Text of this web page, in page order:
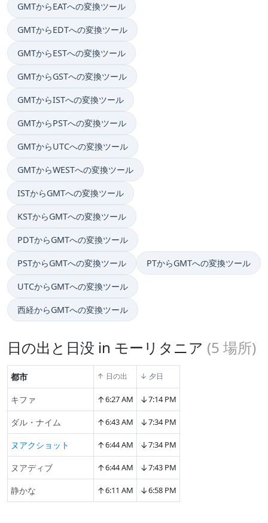
GMTからEATへの変換ツール
GMTからEDTへの変換ツール
GMTからESTへの変換ツール
GMTからGSTへの変換ツール
GMTからISTへの変換ツール
GMTからPSTへの変換ツール
GMTからUTCへの変換ツール
GMTからWESTへの変換ツール
ISTからGMTへの変換ツール
KSTからGMTへの変換ツール
PDTからGMTへの変換ツール
PSTからGMTへの変換ツール PTからGMTへの変換ツール
UTCからGMTへの変換ツール
西経からGMTへの変換ツール
日の出と日没 in モーリタニア (5 場所)
都市 ↑ 日の出 ↓ 夕日
キファ ↑6:27 AM ↓7:14 PM
ダル・ナイム ↑6:43 AM ↓7:34 PM
ヌアクショット ↑6:44 AM ↓7:34 PM
ヌアディブ ↑6:44 AM ↓7:43 PM
静かな ↑6:11 AM ↓6:58 PM